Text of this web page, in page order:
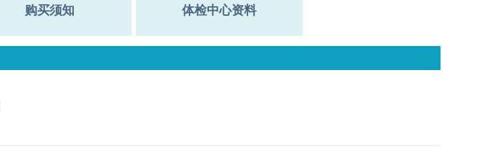
购买须知 体检中心资料